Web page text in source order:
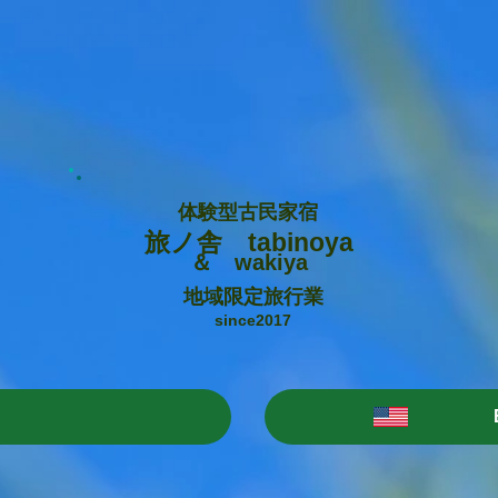
体験型古民家宿
旅ノ舎 tabinoya
＆ wakiya
地域限定旅行業
since2017